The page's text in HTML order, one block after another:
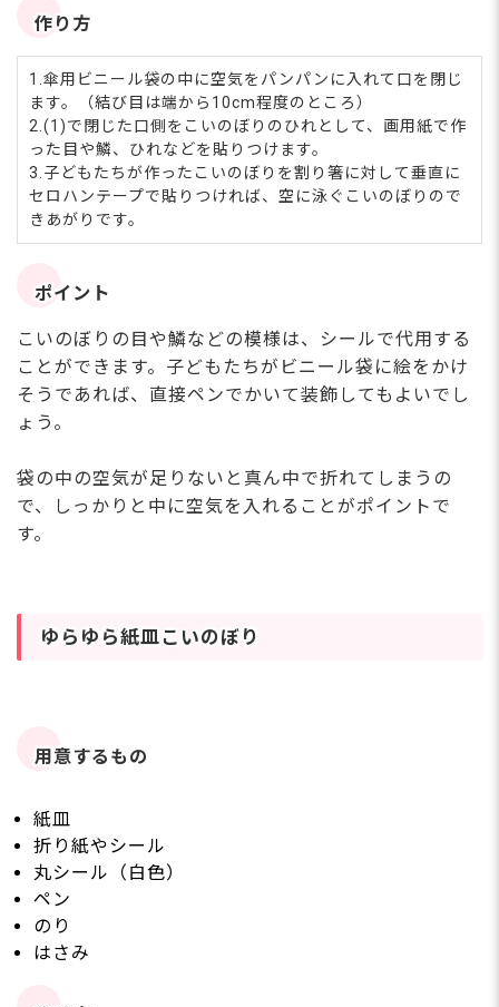
作り方
1.傘用ビニール袋の中に空気をパンパンに入れて口を閉じ
ます。（結び目は端から10cm程度のところ）
2.(1)で閉じた口側をこいのぼりのひれとして、画用紙で作
った目や鱗、ひれなどを貼りつけます。
3.子どもたちが作ったこいのぼりを割り箸に対して垂直に
セロハンテープで貼りつければ、空に泳ぐこいのぼりので
きあがりです。
ポイント
こいのぼりの目や鱗などの模様は、シールで代用する
ことができます。子どもたちがビニール袋に絵をかけ
そうであれば、直接ペンでかいて装飾してもよいでし
ょう。
袋の中の空気が足りないと真ん中で折れてしまうの
で、しっかりと中に空気を入れることがポイントで
す。
ゆらゆら紙皿こいのぼり
用意するもの
紙皿
折り紙やシール
丸シール（白色）
ペン
のり
はさみ